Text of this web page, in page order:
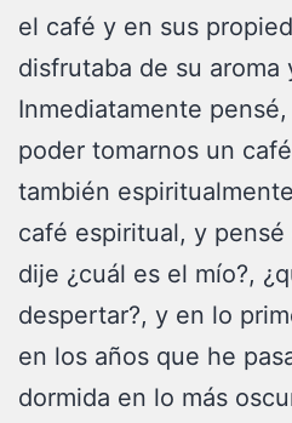
el café y en sus
disfrutaba de su aroma
Inmediatamente
poder tomarnos un
también
café espiritual, y
dije ¿cuál es el mío?,
despertar?, y en lo
en los años que he
dormida en lo más